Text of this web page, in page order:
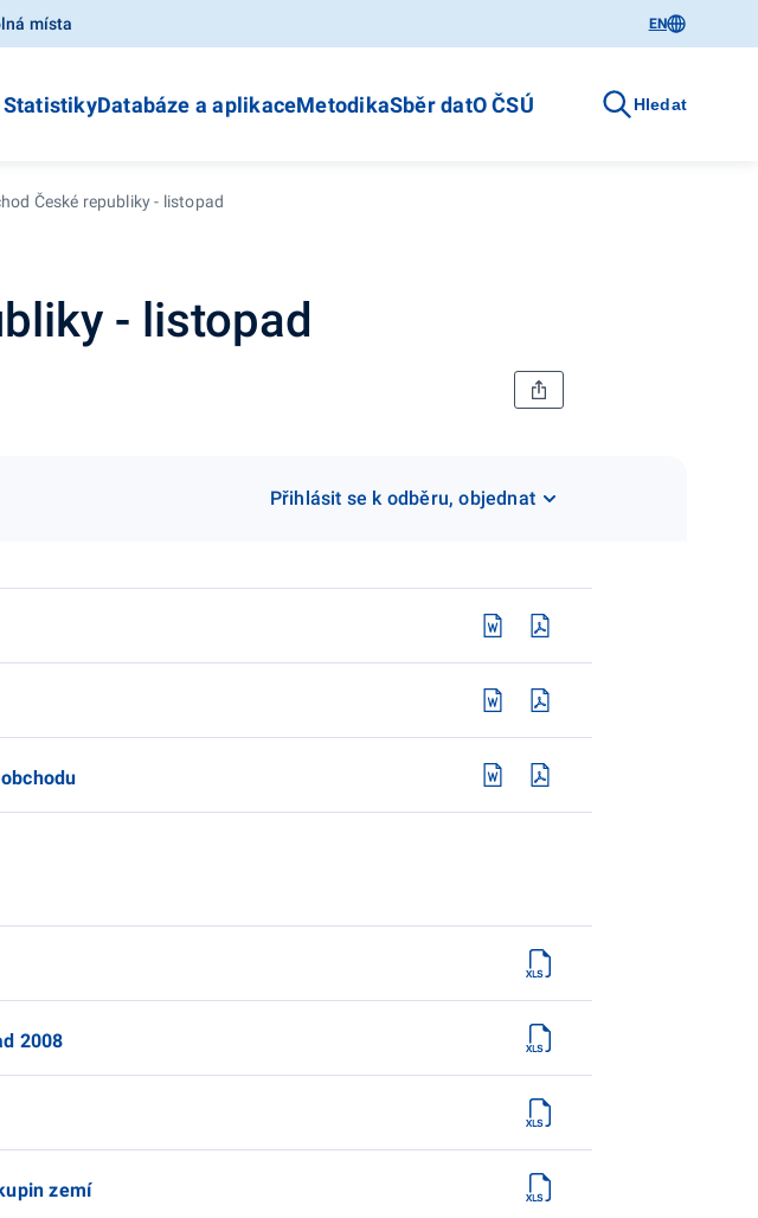
místa EN
StatistikyDatabáze a aplikaceMetodikaSběr datO ČSÚ Hledat
České republiky - listopad
- listopad
Přihlásit se k odběru, objednat
2008
zemí